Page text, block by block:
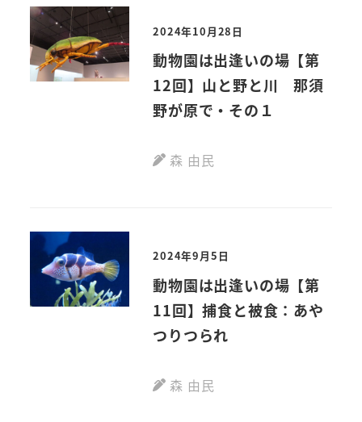
2024年10月28日
動物園は出逢いの場【第
12回】山と野と川 那須
野が原で・その１
森 由民
2024年9月5日
動物園は出逢いの場【第
11回】捕食と被食：あや
つりつられ
森 由民